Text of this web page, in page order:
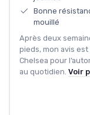
Bonne
mouillé
Après deux
pieds, mon avis
Chelsea pour
au quotidien. Voir